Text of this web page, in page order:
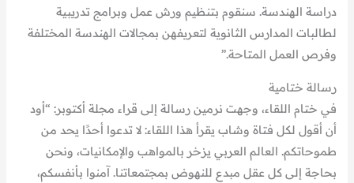
دراسة الهندسة. سنقوم بتنظيم ورش عمل وبرامج تدريبية
لطالبات المدارس الثانوية لتعريفهن بمجالات الهندسة المختلفة
وفرص العمل المتاحة.”
رسالة ختامية
في ختام اللقاء، وجهت نرمين رسالة إلى قراء مجلة أكتوبر: “أود
أن أقول لكل فتاة وشاب يقرأ هذا اللقاء: لا تدعوا أحدًا يحد من
طموحاتكم. العالم العربي يزخر بالمواهب والإمكانيات، ونحن
بحاجة إلى كل عقل مبدع للنهوض بمجتمعاتنا. آمنوا بأنفسكم،